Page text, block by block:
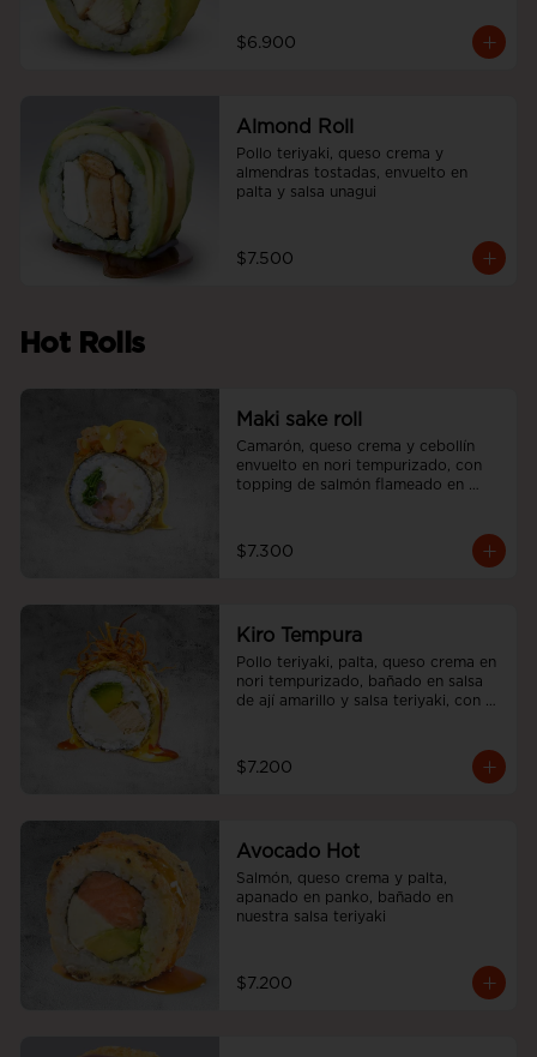
$6.900
Almond Roll
Pollo teriyaki, queso crema y
almendras tostadas, envuelto en
palta y salsa unagui
$7.500
Hot Rolls
Maki sake roll
Camarón, queso crema y cebollín
envuelto en nori tempurizado, con
topping de salmón flameado en
$7.300
Kiro Tempura
Pollo teriyaki, palta, queso crema en
nori tempurizado, bañado en salsa
de ají amarillo y salsa teriyaki, con
$7.200
Avocado Hot
Salmón, queso crema y palta,
apanado en panko, bañado en
nuestra salsa teriyaki
$7.200